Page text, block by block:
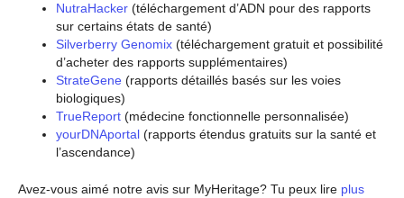
NutraHacker (téléchargement d’ADN pour des rapports
sur certains états de santé)
Silverberry Genomix (téléchargement gratuit et possibilité
d’acheter des rapports supplémentaires)
StrateGene (rapports détaillés basés sur les voies
biologiques)
TrueReport (médecine fonctionnelle personnalisée)
yourDNAportal (rapports étendus gratuits sur la santé et
l’ascendance)
Avez-vous aimé notre avis sur MyHeritage? Tu peux lire plus